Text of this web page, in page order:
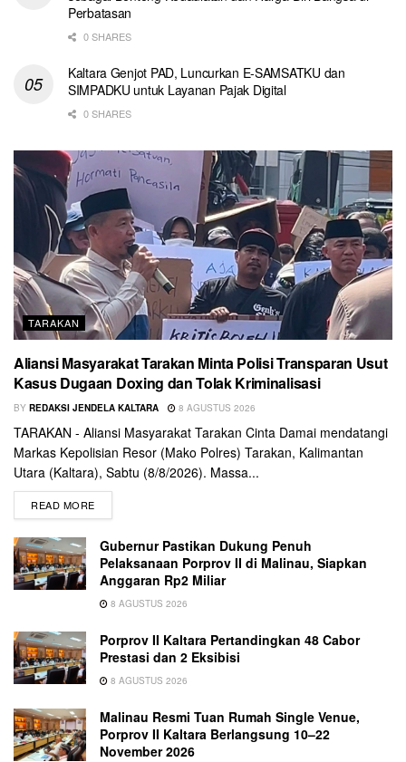
Perbatasan
0 SHARES
Kaltara Genjot PAD, Luncurkan E-SAMSATKU dan
SIMPADKU untuk Layanan Pajak Digital
0 SHARES
TARAKAN
Aliansi Masyarakat Tarakan Minta Polisi Transparan Usut
Kasus Dugaan Doxing dan Tolak Kriminalisasi
BY REDAKSI JENDELA KALTARA 8 AGUSTUS 2026
TARAKAN - Aliansi Masyarakat Tarakan Cinta Damai mendatangi
Markas Kepolisian Resor (Mako Polres) Tarakan, Kalimantan
Utara (Kaltara), Sabtu (8/8/2026). Massa...
READ MORE
Gubernur Pastikan Dukung Penuh
Pelaksanaan Porprov II di Malinau, Siapkan
Anggaran Rp2 Miliar
8 AGUSTUS 2026
Porprov II Kaltara Pertandingkan 48 Cabor
Prestasi dan 2 Eksibisi
8 AGUSTUS 2026
Malinau Resmi Tuan Rumah Single Venue,
Porprov II Kaltara Berlangsung 10–22
November 2026